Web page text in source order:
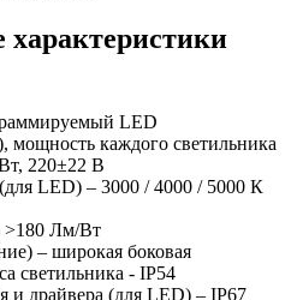
характеристики
LED
мощность каждого светильника
220±22 В
LED) – 3000 / 4000 / 5000 К
>180 Лм/Вт
– широкая боковая
светильника - IP54
и драйвера (для LED) – IP67